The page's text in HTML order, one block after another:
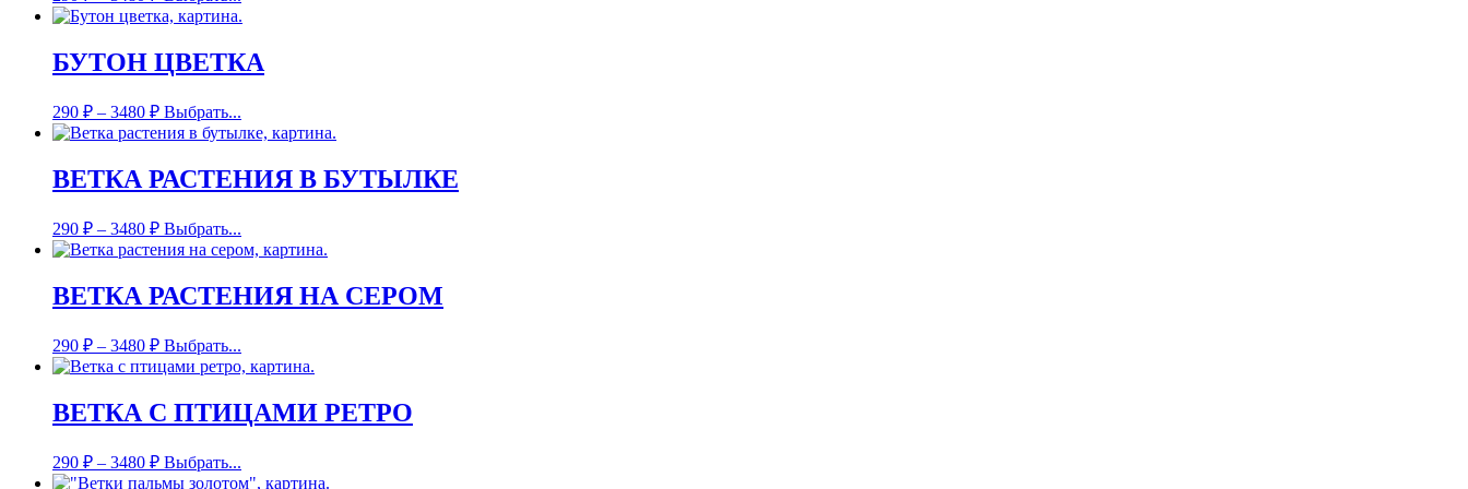
БУТОН ЦВЕТКА
290 ₽ – 3480 ₽ Выбрать...
ВЕТКА РАСТЕНИЯ В БУТЫЛКЕ
290 ₽ – 3480 ₽ Выбрать...
ВЕТКА РАСТЕНИЯ НА СЕРОМ
290 ₽ – 3480 ₽ Выбрать...
ВЕТКА С ПТИЦАМИ РЕТРО
290 ₽ – 3480 ₽ Выбрать...